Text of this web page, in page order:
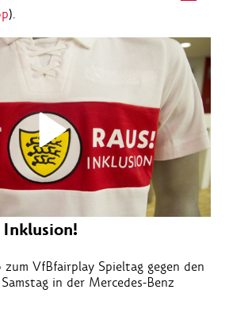
).
VfBfairplay Spieltag gegen den
in der Mercedes-Benz